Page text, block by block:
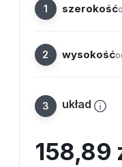
szerokość
wysokość
układ
158,89